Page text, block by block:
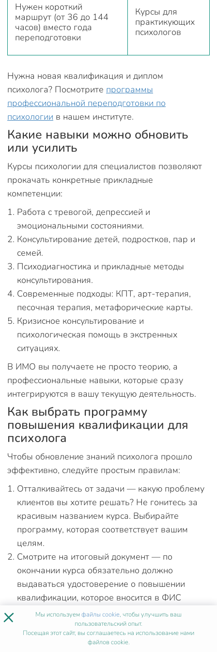
Нужен короткий
маршрут (от 36 до 144
часов) вместо года
переподготовки
Курсы для
практикующих
психологов
Нужна новая квалификация и диплом
психолога? Посмотрите программы
профессиональной переподготовки по
психологии в нашем институте.
Какие навыки можно обновить
или усилить
Курсы психологии для специалистов позволяют
прокачать конкретные прикладные
компетенции:
Работа с тревогой, депрессией и
эмоциональными состояниями.
Консультирование детей, подростков, пар и
семей.
Психодиагностика и прикладные методы
консультирования.
Современные подходы: КПТ, арт-терапия,
песочная терапия, метафорические карты.
Кризисное консультирование и
психологическая помощь в экстренных
ситуациях.
В ИМО вы получаете не просто теорию, а
профессиональные навыки, которые сразу
интегрируются в вашу текущую деятельность.
Как выбрать программу
повышения квалификации для
психолога
Чтобы обновление знаний психолога прошло
эффективно, следуйте простым правилам:
Отталкивайтесь от задачи — какую проблему
клиентов вы хотите решать? Не гонитесь за
красивым названием курса. Выбирайте
программу, которая соответствует вашим
целям.
Смотрите на итоговый документ — по
окончании курса обязательно должно
выдаваться удостоверение о повышении
квалификации, которое вносится в ФИС
ФРДО.
Проверяйте объем часов — для серьезного
освоения метода нужно не менее 72 часов
× Мы используемфайлы cookie, чтобы улучшить ваш
пользовательский опыт.
Посещая этот сайт, вы соглашаетесь на использование нами
файлов cookie.